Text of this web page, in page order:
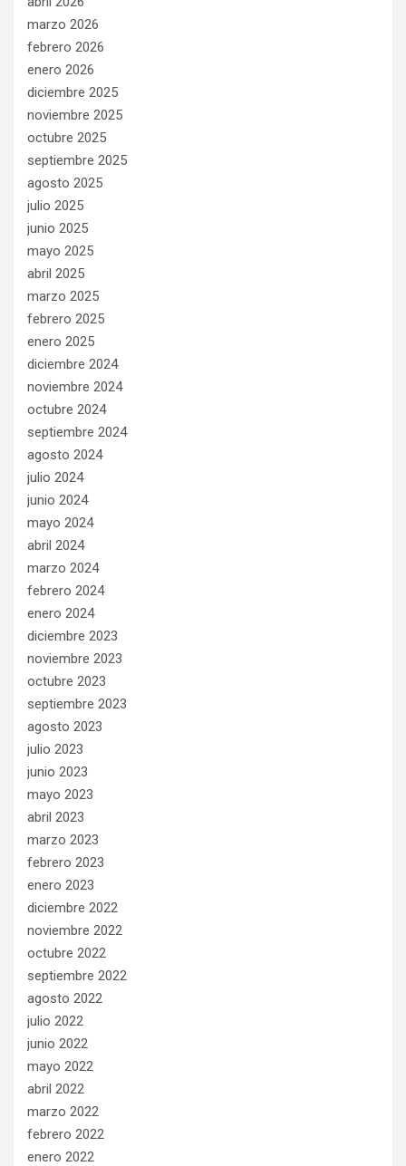
marzo 2026
febrero 2026
enero 2026
diciembre 2025
noviembre 2025
octubre 2025
septiembre 2025
agosto 2025
julio 2025
junio 2025
mayo 2025
abril 2025
marzo 2025
febrero 2025
enero 2025
diciembre 2024
noviembre 2024
octubre 2024
septiembre 2024
agosto 2024
julio 2024
junio 2024
mayo 2024
abril 2024
marzo 2024
febrero 2024
enero 2024
diciembre 2023
noviembre 2023
octubre 2023
septiembre 2023
agosto 2023
julio 2023
junio 2023
mayo 2023
abril 2023
marzo 2023
febrero 2023
enero 2023
diciembre 2022
noviembre 2022
octubre 2022
septiembre 2022
agosto 2022
julio 2022
junio 2022
mayo 2022
abril 2022
marzo 2022
febrero 2022
enero 2022